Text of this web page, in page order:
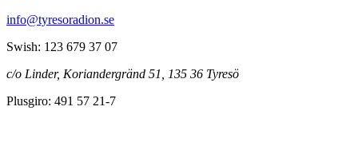
info@tyresoradion.se
Swish: 123 679 37 07
c/o Linder, Koriandergränd 51, 135 36 Tyresö
Plusgiro: 491 57 21-7